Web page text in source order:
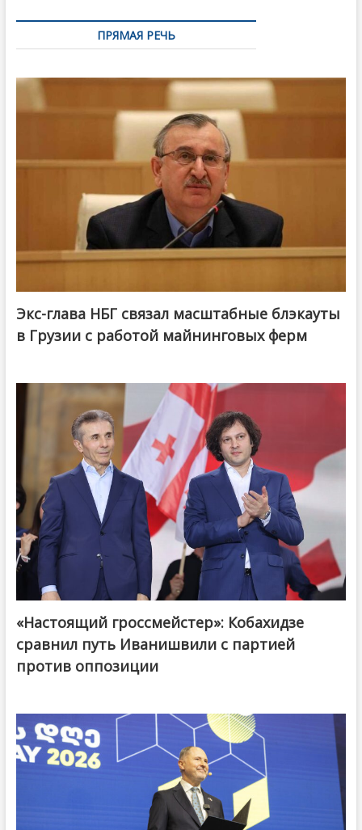
ПРЯМАЯ РЕЧЬ
Экс-глава НБГ связал масштабные блэкауты
в Грузии с работой майнинговых ферм
@ქართული ოცნება / Georgian Dream
«Настоящий гроссмейстер»: Кобахидзе
сравнил путь Иванишвили с партией
против оппозиции